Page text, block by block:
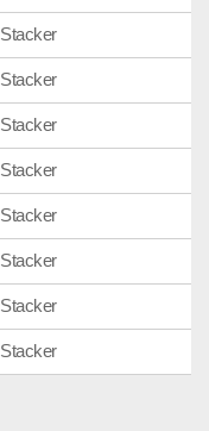
Stacker
Stacker
Stacker
Stacker
Stacker
Stacker
Stacker
Stacker